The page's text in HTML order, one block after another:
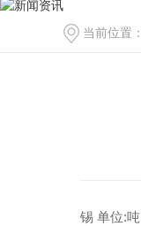
当前位置：
锡 单位:吨